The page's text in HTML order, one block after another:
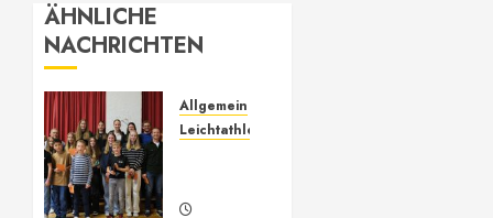
ÄHNLICHE
NACHRICHTEN
Allgemein
Leichtathletik